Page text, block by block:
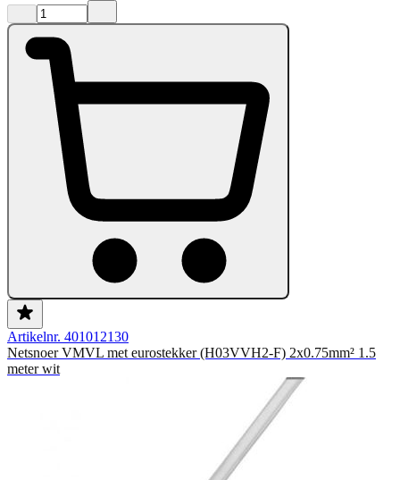
Artikelnr. 401012130
Netsnoer VMVL met eurostekker (H03VVH2-F) 2x0.75mm² 1.5
meter wit